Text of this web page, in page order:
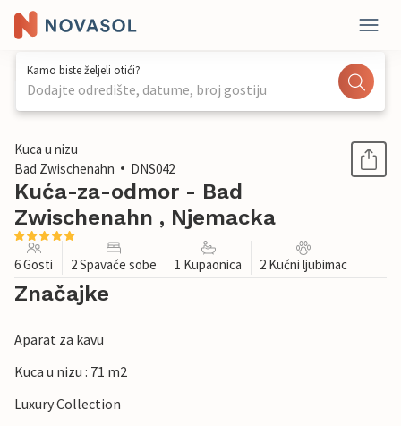
Kamo biste željeli otići?
Dodajte odredište, datume, broj gostiju
1 / 1
Kuca u nizu
Bad Zwischenahn
DNS042
Kuća-za-odmor - Bad
Zwischenahn , Njemacka
6 Gosti 2 Spavaće sobe 1 Kupaonica 2 Kućni ljubimac
Značajke
Aparat za kavu
Kuca u nizu : 71 m2
Luxury Collection